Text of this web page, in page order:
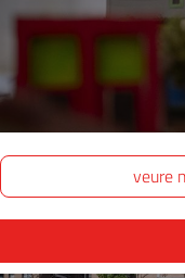
veure